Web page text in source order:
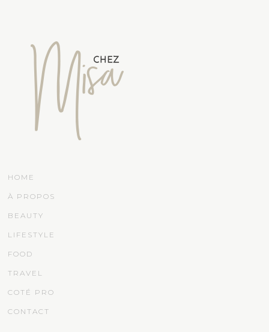
HOME
À PROPOS
BEAUTY
LIFESTYLE
FOOD
TRAVEL
COTÉ PRO
CONTACT